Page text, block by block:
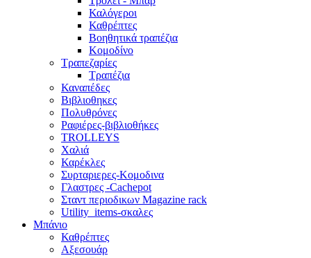
Καλόγεροι
Καθρέπτες
Βοηθητικά τραπέζια
Κομοδίνο
Τραπεζαρίες
Τραπέζια
Καναπέδες
Βιβλιοθηκες
Πολυθρόνες
Ραφιέρες-βιβλιοθήκες
TROLLEYS
Χαλιά
Καρέκλες
Συρταριερες-Κομοδινα
Γλαστρες -Cachepot
Σταντ περιοδικων Magazine rack
Utility_items-σκαλες
Μπάνιο
Καθρέπτες
Αξεσουάρ